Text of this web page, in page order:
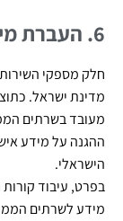
6. העברת מידע אל מחוץ לישראל
חלק מספקי
מדינת ישראל.
מעובד בשרתים
ההגנה על מידע
הישראלי.
בפרט, עיבוד
מידע לשרתים